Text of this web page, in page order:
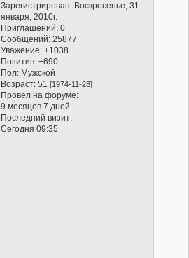
Зарегистрирован: Воскресенье, 31
января, 2010г.
Приглашений: 0
Сообщений: 25877
Уважение: +1038
Позитив: +690
Пол: Мужской
Возраст: 51[1974-11-28]
Провел на форуме:
9 месяцев 7 дней
Последний визит:
Сегодня 09:35